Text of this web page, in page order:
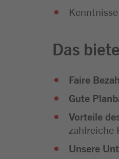
Das
Faire
Gute
Vorteile
zahlreiche
Unsere